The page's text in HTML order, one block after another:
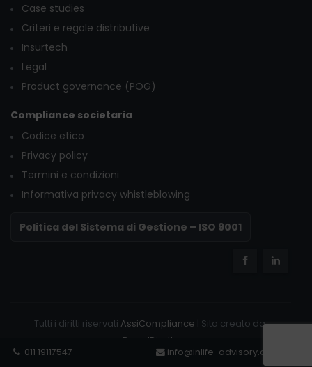
011 19117547 info@inlife-advisory.com
Case studies
Criteri e regole distributive
Insurtech
Legal
Product governance (POG)
Compliance societaria
Codice etico
Privacy policy
Termini e condizioni
Informativa privacy whistleblowing
Politica del Sistema di Gestione – ISO 9001
Tutti i diritti riservati AssiCompliance | Sito creato da:
BrandDiretto